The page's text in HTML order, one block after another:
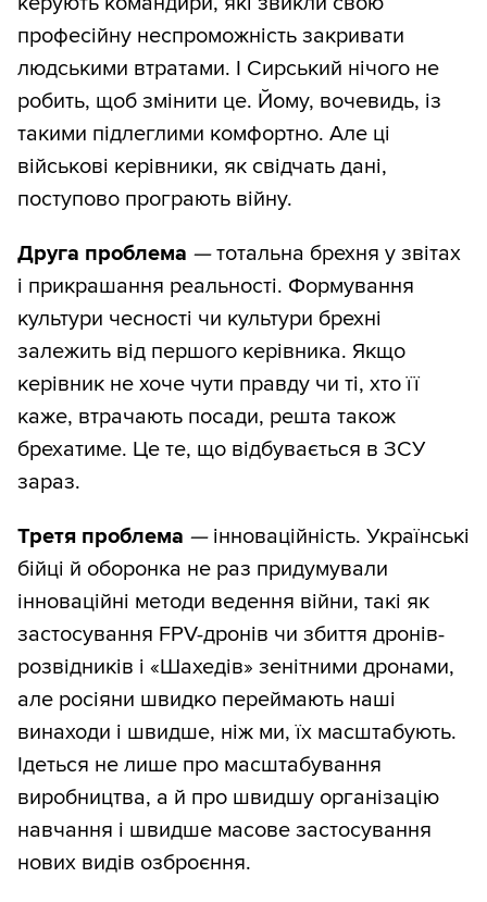
професійну неспроможність закривати
людськими втратами. І Сирський нічого не
робить, щоб змінити це. Йому, вочевидь, із
такими підлеглими комфортно. Але ці
військові керівники, як свідчать дані,
поступово програють війну.
Друга проблема —тотальна брехня у звітах
і прикрашання реальності. Формування
культури чесності чи культури брехні
залежить від першого керівника. Якщо
керівник не хоче чути правду чи ті, хто її
каже, втрачають посади, решта також
брехатиме. Це те, що відбувається в ЗСУ
зараз.
Третя проблема —інноваційність. Українські
бійці й оборонка не раз придумували
інноваційні методи ведення війни, такі як
застосування FPV-дронів чи збиття дронів-
розвідників і «Шахедів» зенітними дронами,
але росіяни швидко переймають наші
винаходи і швидше, ніж ми, їх масштабують.
Ідеться не лише про масштабування
виробництва, а й про швидшу організацію
навчання і швидше масове застосування
нових видів озброєння.